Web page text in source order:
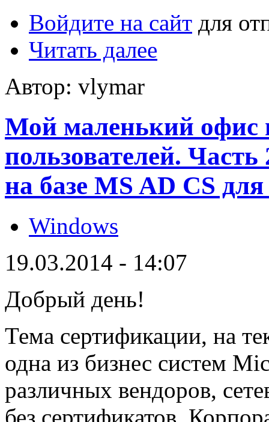
Войдите на сайт для
Читать далее
Автор: vlymar
Мой маленький офис
пользователей.
на базе MS AD CS
Windows
19.03.2014 - 14:07
Добрый день!
Тема сертификации, на
одна из бизнес систем
различных вендоров,